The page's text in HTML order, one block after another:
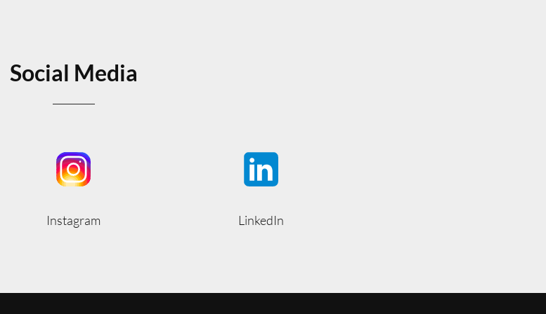
Social Media
Instagram LinkedIn